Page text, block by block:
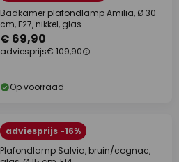
Badkamer plafondlamp Amilia, Ø 30
cm, E27, nikkel, glas
€ 69,90
adviesprijs€ 109,90
Op voorraad
adviesprijs -16%
Plafondlamp Salvia, bruin/cognac,